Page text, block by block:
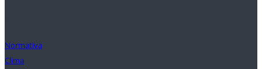
Normativa
Clima